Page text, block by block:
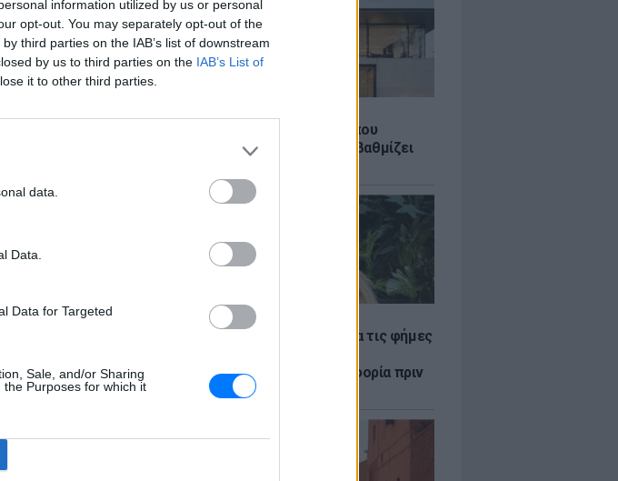
information utilized by us or personal
opt-out. You may separately opt-out of the
third parties on the IAB’s list of downstream
by us to third parties on the IAB’s List of
it to other third parties.
data.
Data.
Data for Targeted
Sale, and/or Sharing
Purposes for which it
Θερμοπλαστική: Καινοτομία που
εξοικονομεί ενέργεια και αναβαθμίζει
LIFESTYLE
Η Ελένη Βουλγαράκη ξεσπά για τις φήμες
«Διασταυρώστε καμία πληροφορία πριν
εκτοξεύσετε τη βλακεία σας»
κάνει κλικ!